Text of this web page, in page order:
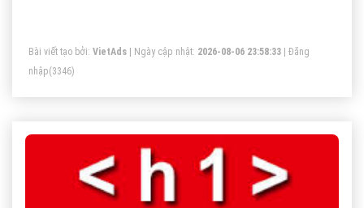
Bài viết tạo bởi: VietAds | Ngày cập nhật: 2026-08-06 23:58:33
Đăng
nhập(3346)